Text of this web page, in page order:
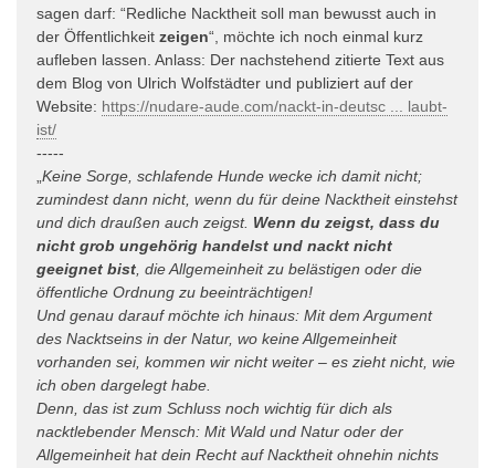
sagen darf: “Redliche Nacktheit soll man bewusst auch in
der Öffentlichkeit zeigen“, möchte ich noch einmal kurz
aufleben lassen. Anlass: Der nachstehend zitierte Text aus
dem Blog von Ulrich Wolfstädter und publiziert auf der
Website: https://nudare-aude.com/nackt-in-deutsc ... laubt-
ist/
-----
Keine Sorge, schlafende Hunde wecke ich damit nicht;
zumindest dann nicht, wenn du für deine Nacktheit einstehst
und dich draußen auch zeigst. Wenn du zeigst, dass du
nicht grob ungehörig handelst und nackt nicht
geeignet bist , die Allgemeinheit zu belästigen oder die
öffentliche Ordnung zu beeinträchtigen!
Und genau darauf möchte ich hinaus: Mit dem Argument
des Nacktseins in der Natur, wo keine Allgemeinheit
vorhanden sei, kommen wir nicht weiter – es zieht nicht, wie
ich oben dargelegt habe.
Denn, das ist zum Schluss noch wichtig für dich als
nacktlebender Mensch: Mit Wald und Natur oder der
Allgemeinheit hat dein Recht auf Nacktheit ohnehin nichts